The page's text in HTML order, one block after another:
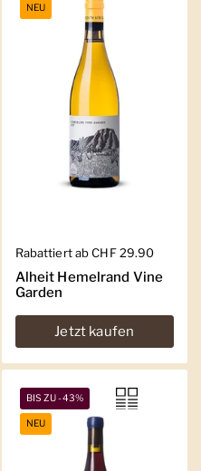
Regulärer Preis
Rabattiert ab CHF 29.90
Alheit Hemelrand Vine
Garden
Jetzt kaufen
NEU
BIS ZU -43%
NEU